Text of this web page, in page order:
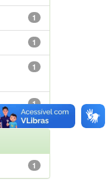
1
1
1
1
1